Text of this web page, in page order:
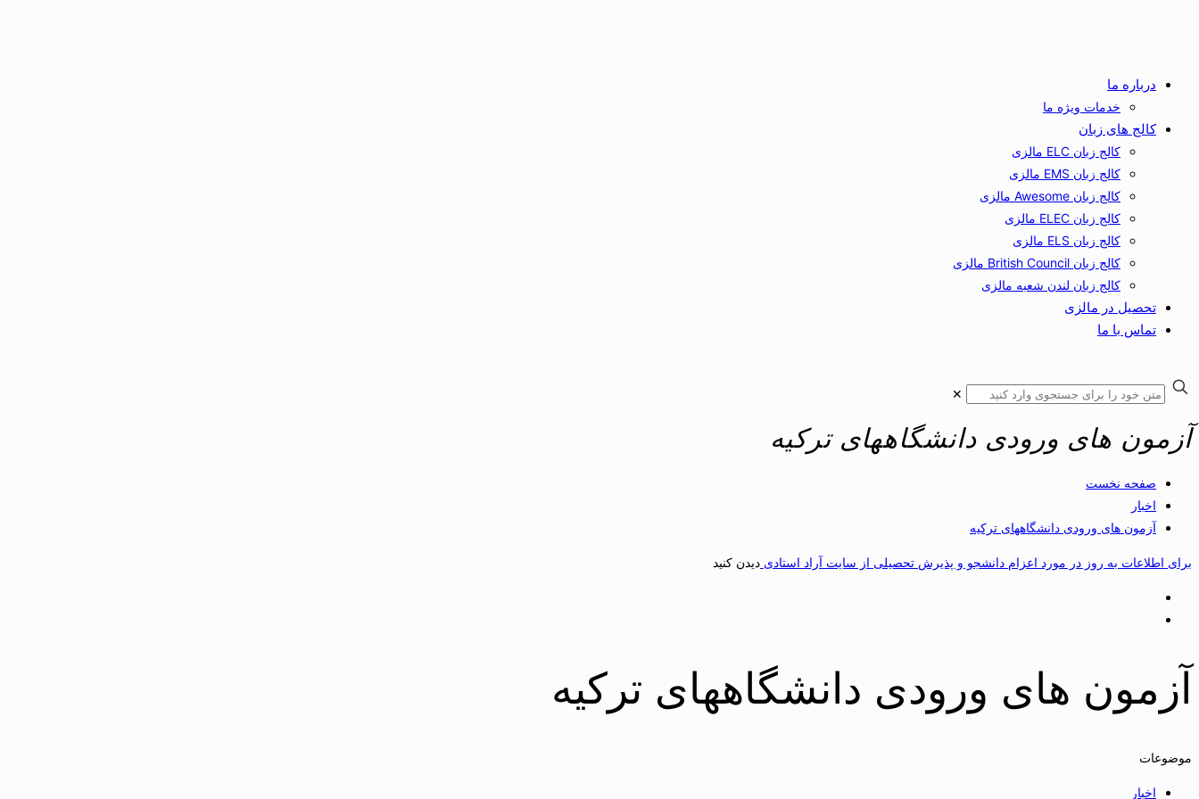
درباره ما
خدمات ویژه ما
کالج های زبان
کالج زبان ELC مالزی
کالج زبان EMS مالزی
کالج زبان Awesome مالزی
کالج زبان ELEC مالزی
کالج زبان ELS مالزی
کالج زبان British Council مالزی
کالج زبان لندن شعبه مالزی
تحصیل در مالزی
تماس با ما
✕
آزمون های ورودی دانشگاههای ترکیه
صفحه نخست
اخبار
آزمون های ورودی دانشگاههای ترکیه
برای اطلاعات به روز در مورد اعزام دانشجو و پذیرش تحصیلی از سایت آراد استادی دیدن کنید
آزمون های ورودی دانشگاههای ترکیه
موضوعات
اخبار